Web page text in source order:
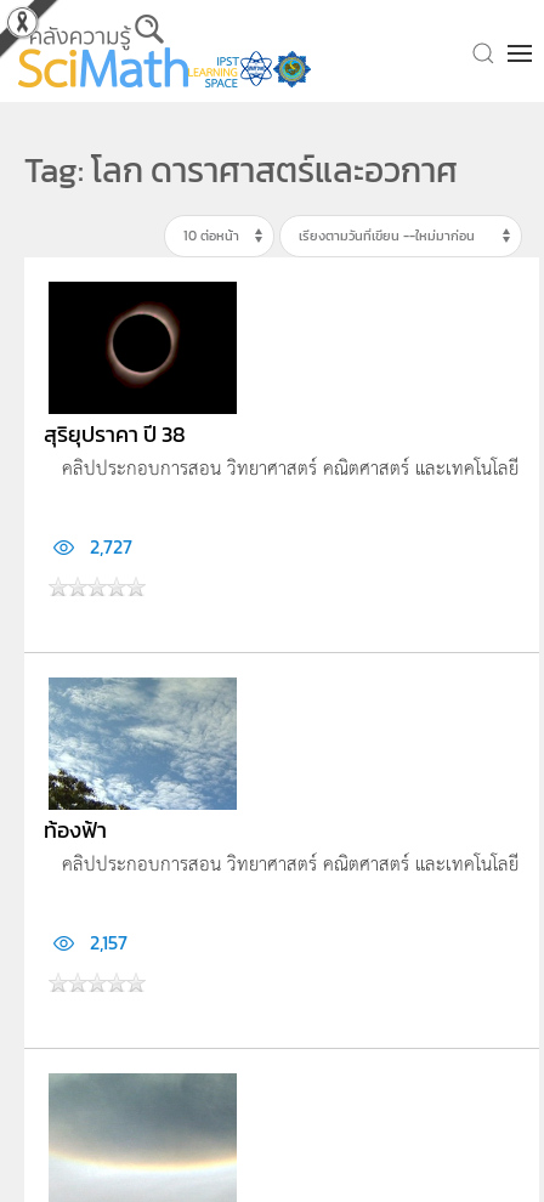
Skip to main content
Tag: โลก ดาราศาสตร์และอวกาศ
สุริยุปราคา ปี 38
คลิปประกอบการสอน วิทยาศาสตร์ คณิตศาสตร์ และเทคโนโลยี
2,727
ท้องฟ้า
คลิปประกอบการสอน วิทยาศาสตร์ คณิตศาสตร์ และเทคโนโลยี
2,157